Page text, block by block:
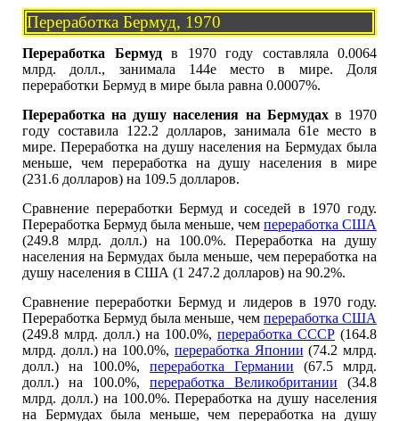
Переработка Бермуд, 1970
Переработка Бермудв 1970 году составляла 0.0064
млрд. долл., занимала 144е место в мире. Доля
переработки Бермуд в мире была равна 0.0007%.
Переработка на душу населения на Бермудахв 1970
году составила 122.2 долларов, занимала 61е место в
мире. Переработка на душу населения на Бермудах была
меньше, чем переработка на душу населения в мире
(231.6 долларов) на 109.5 долларов.
Сравнение переработки Бермуд и соседей в 1970 году.
Переработка Бермуд была меньше, чем переработка США
(249.8 млрд. долл.) на 100.0%. Переработка на душу
населения на Бермудах была меньше, чем переработка на
душу населения в США (1 247.2 долларов) на 90.2%.
Сравнение переработки Бермуд и лидеров в 1970 году.
Переработка Бермуд была меньше, чем переработка США
(249.8 млрд. долл.) на 100.0%, переработка СССР (164.8
млрд. долл.) на 100.0%, переработка Японии (74.2 млрд.
долл.) на 100.0%, переработка Германии (67.5 млрд.
долл.) на 100.0%, переработка Великобритании (34.8
млрд. долл.) на 100.0%. Переработка на душу населения
на Бермудах была меньше, чем переработка на душу